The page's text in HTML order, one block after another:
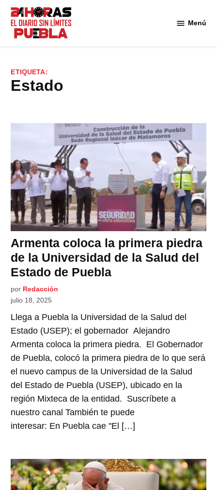
Saltar
contenido
Menú
ETIQUETA:
estado
Armenta coloca la primera piedra
de la Universidad de la Salud del
Estado de Puebla
por Redacción
julio 18, 2025
Llega a Puebla la Universidad de la Salud del
Estado (USEP); el gobernador Alejandro
Armenta coloca la primera piedra. El Gobernador
de Puebla, colocó la primera piedra de lo que será
el nuevo campus de la Universidad de la Salud
del Estado de Puebla (USEP), ubicado en la
región Mixteca de la entidad. Suscríbete a
nuestro canal También te puede
interesar: En Puebla cae "El […]